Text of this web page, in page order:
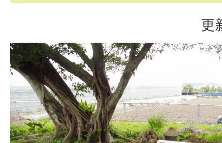
更